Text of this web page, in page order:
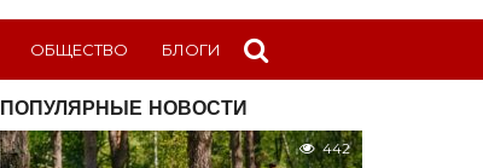
ОБЩЕСТВО БЛОГИ
ПОПУЛЯРНЫЕ НОВОСТИ
442